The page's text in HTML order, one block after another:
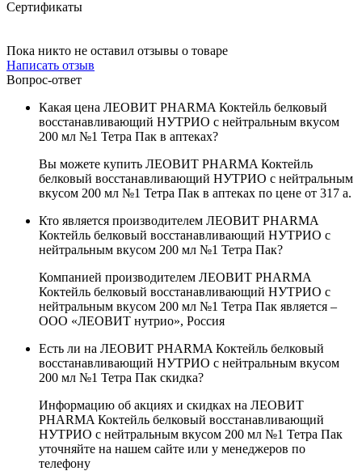
Сертификаты
Пока никто не оставил отзывы о товаре
Написать отзыв
Вопрос-ответ
Какая цена ЛЕОВИТ PHARMA Коктейль белковый
восстанавливающий НУТРИО с нейтральным вкусом
200 мл №1 Тетра Пак в аптеках?
Вы можете купить ЛЕОВИТ PHARMA Коктейль
белковый восстанавливающий НУТРИО с нейтральным
вкусом 200 мл №1 Тетра Пак в аптеках по цене от 317 a.
Кто является производителем ЛЕОВИТ PHARMA
Коктейль белковый восстанавливающий НУТРИО с
нейтральным вкусом 200 мл №1 Тетра Пак?
Компанией производителем ЛЕОВИТ PHARMA
Коктейль белковый восстанавливающий НУТРИО с
нейтральным вкусом 200 мл №1 Тетра Пак является –
ООО «ЛЕОВИТ нутрио», Россия
Есть ли на ЛЕОВИТ PHARMA Коктейль белковый
восстанавливающий НУТРИО с нейтральным вкусом
200 мл №1 Тетра Пак скидка?
Информацию об акциях и скидках на ЛЕОВИТ
PHARMA Коктейль белковый восстанавливающий
НУТРИО с нейтральным вкусом 200 мл №1 Тетра Пак
уточняйте на нашем сайте или у менеджеров по
телефону